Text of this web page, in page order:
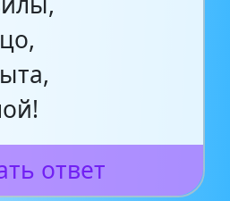
ответ